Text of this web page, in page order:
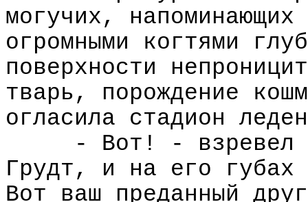
могучих,
огромными когтями
поверхности
тварь, порождение
огласила стадион
- Вот! - взревел
Грудт, и на его губах
Вот ваш преданный